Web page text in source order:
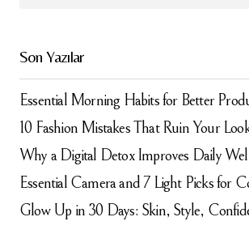
Comment
Your Name*
Your E-mail
Son Yazılar
Essential Morning Habits for Better
10 Fashion Mistakes That Ruin Your
Why a Digital Detox Improves Daily
Essential Camera and 7 Light Picks for
Glow Up in 30 Days: Skin, Style,